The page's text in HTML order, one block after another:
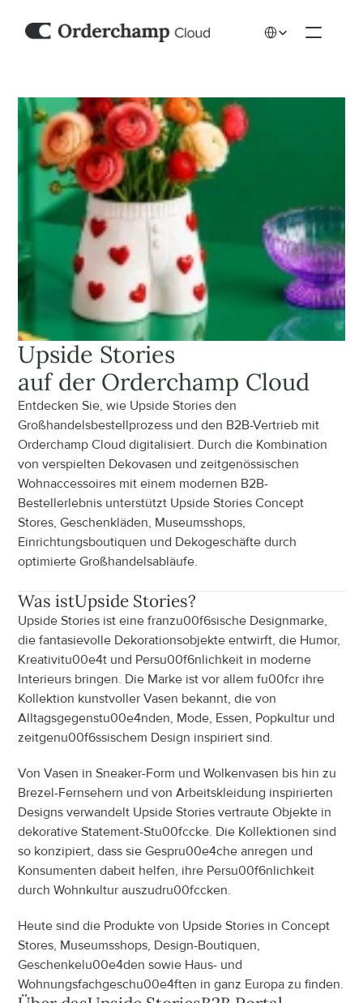
Upside Stories
auf der Orderchamp Cloud
Entdecken Sie, wie Upside Stories den
Großhandelsbestellprozess und den B2B-Vertrieb mit
Orderchamp Cloud digitalisiert. Durch die Kombination
von verspielten Dekovasen und zeitgenössischen
Wohnaccessoires mit einem modernen B2B-
Bestellerlebnis unterstützt Upside Stories Concept
Stores, Geschenkläden, Museumsshops,
Einrichtungsboutiquen und Dekogeschäfte durch
optimierte Großhandelsabläufe.
Was istUpside Stories?
Upside Stories ist eine franzu00f6sische Designmarke,
die fantasievolle Dekorationsobjekte entwirft, die Humor,
Kreativitu00e4t und Persu00f6nlichkeit in moderne
Interieurs bringen. Die Marke ist vor allem fu00fcr ihre
Kollektion kunstvoller Vasen bekannt, die von
Alltagsgegenstu00e4nden, Mode, Essen, Popkultur und
zeitgenu00f6ssischem Design inspiriert sind.
Von Vasen in Sneaker-Form und Wolkenvasen bis hin zu
Brezel-Fernsehern und von Arbeitskleidung inspirierten
Designs verwandelt Upside Stories vertraute Objekte in
dekorative Statement-Stu00fccke. Die Kollektionen sind
so konzipiert, dass sie Gespru00e4che anregen und
Konsumenten dabeit helfen, ihre Persu00f6nlichkeit
durch Wohnkultur auszudru00fccken.
Heute sind die Produkte von Upside Stories in Concept
Stores, Museumsshops, Design-Boutiquen,
Geschenkelu00e4den sowie Haus- und
Wohnungsfachgeschu00e4ften in ganz Europa zu finden.